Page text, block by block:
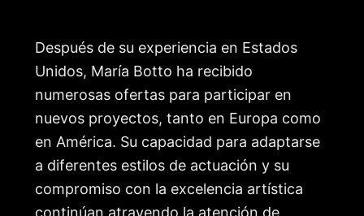
Después de su experiencia en Estados
Unidos, María Botto ha recibido
numerosas ofertas para participar en
nuevos proyectos, tanto en Europa como
en América. Su capacidad para adaptarse
a diferentes estilos de actuación y su
compromiso con la excelencia artística
continúan atrayendo la atención de